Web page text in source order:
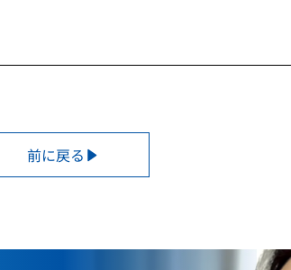
前に戻る